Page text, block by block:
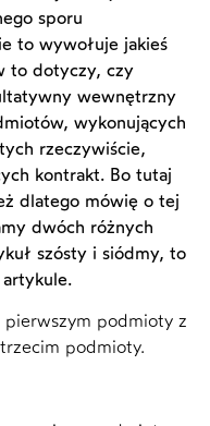
sporu
to wywołuje jakieś
to dotyczy, czy
wewnętrzny
wykonujących
rzeczywiście,
kontrakt. Bo tutaj
dlatego mówię o tej
dwóch różnych
szósty i siódmy, to
pierwszym podmioty z
podmioty.